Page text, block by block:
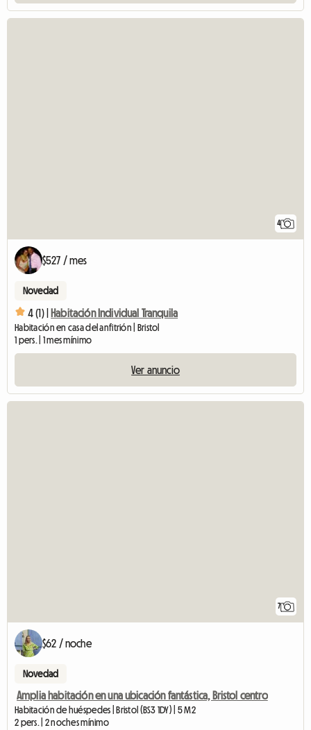
4
$527 / mes
Novedad
4 (1) | Habitación Individual Tranquila
Habitación en casa del anfitrión | Bristol
1 pers. | 1 mes mínimo
Ver anuncio
7
$62 / noche
Novedad
Amplia habitación en una ubicación fantástica, Bristol centro
Habitación de huéspedes | Bristol (BS3 1DY) | 5 M2
2 pers. | 2 noches mínimo